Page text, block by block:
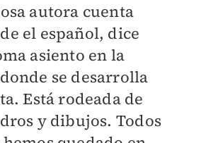
autora cuenta
el español, dice
asiento en la
se desarrolla
Está rodeada de
y dibujos. Todos